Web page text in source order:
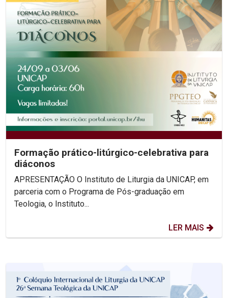
Formação prático-litúrgico-celebrativa para
diáconos
APRESENTAÇÃO O Instituto de Liturgia da UNICAP, em
parceria com o Programa de Pós-graduação em
Teologia, o Instituto...
LER MAIS